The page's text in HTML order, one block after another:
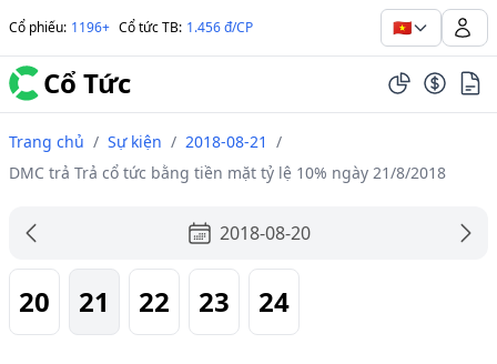
Cổ phiếu: 1196+ Cổ tức TB: 1.456 đ/CP 🇻🇳
Cổ Tức
Trang chủ / Sự kiện / 2018-08-21 /
DMC trả Trả cổ tức bằng tiền mặt tỷ lệ 10% ngày 21/8/2018
2018-08-20
20 21 22 23 24